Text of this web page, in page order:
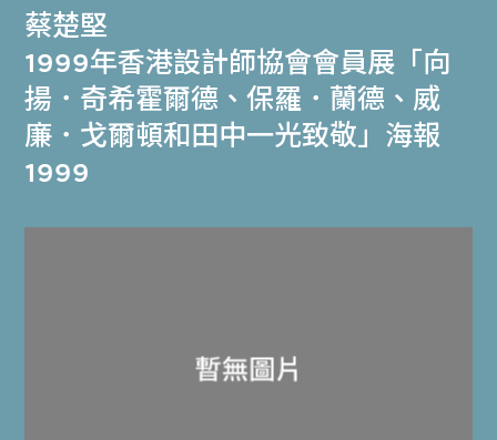
蔡楚堅
1999年香港設計師協會會員展「向
揚．奇希霍爾德、保羅．蘭德、威
廉．戈爾頓和田中一光致敬」海報
1999